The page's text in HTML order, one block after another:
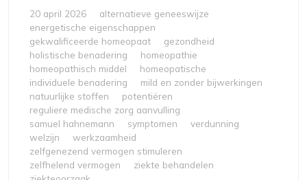
20 april 2026
alternatieve geneeswijze
energetische eigenschappen
gekwalificeerde homeopaat
gezondheid
holistische benadering
homeopathie
homeopathisch middel
homeopatische
individuele benadering
mild en zonder bijwerkingen
natuurlijke stoffen
potentiëren
reguliere medische zorg aanvulling
samuel hahnemann
symptomen
verdunning
welzijn
werkzaamheid
zelfgenezend vermogen stimuleren
zelfhelend vermogen
ziekte behandelen